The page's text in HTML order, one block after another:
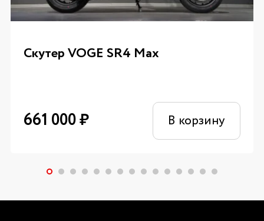
Скутер VOGE SR4 Max
661 000₽ В корзину